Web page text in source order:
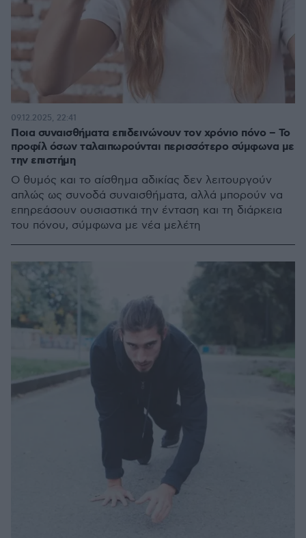
Ποια συναισθήματα επιδεινώνουν τον χρόνιο πόνο – Το
προφίλ όσων ταλαιπωρούνται περισσότερο σύμφωνα με
την επιστήμη
Ο θυμός και το αίσθημα αδικίας δεν λειτουργούν
απλώς ως συνοδά συναισθήματα, αλλά μπορούν να
επηρεάσουν ουσιαστικά την ένταση και τη διάρκεια
του πόνου, σύμφωνα με νέα μελέτη
09.12.2025, 22:41